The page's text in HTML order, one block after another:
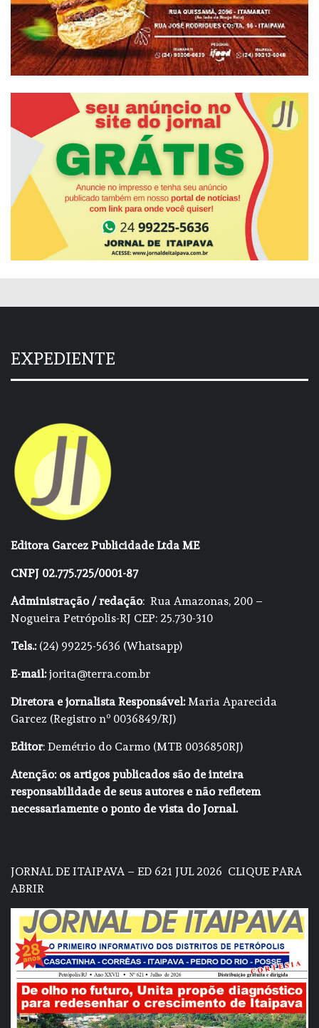
EXPEDIENTE
Editora Garcez Publicidade Ltda ME
CNPJ 02.775.725/0001-87
Administração / redação: Rua Amazonas, 200 –
Nogueira Petrópolis-RJ CEP: 25.730-310
Tels.:(24) 99225-5636 (Whatsapp)
E-mail:jorita@terra.com.br
Diretora e jornalista Responsável:Maria Aparecida
Garcez (Registro nº 0036849/RJ)
Editor: Demétrio do Carmo (MTB 0036850RJ)
Atenção: os artigos publicados são de inteira
responsabilidade de seus autores e não refletem
necessariamente o ponto de vista do Jornal.
JORNAL DE ITAIPAVA – ED 621 JUL 2026 CLIQUE PARA
ABRIR